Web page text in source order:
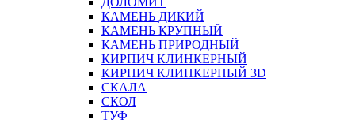
КАМЕНЬ ДИКИЙ
КАМЕНЬ КРУПНЫЙ
КАМЕНЬ ПРИРОДНЫЙ
КИРПИЧ КЛИНКЕРНЫЙ
КИРПИЧ КЛИНКЕРНЫЙ 3D
СКАЛА
СКОЛ
ТУФ